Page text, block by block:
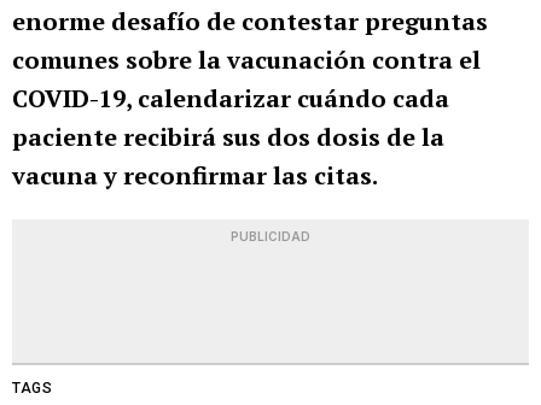
enorme desafío de contestar preguntas
comunes sobre la vacunación contra el
COVID-19, calendarizar cuándo cada
paciente recibirá sus dos dosis de la
vacuna y reconfirmar las citas.
PUBLICIDAD
TAGS